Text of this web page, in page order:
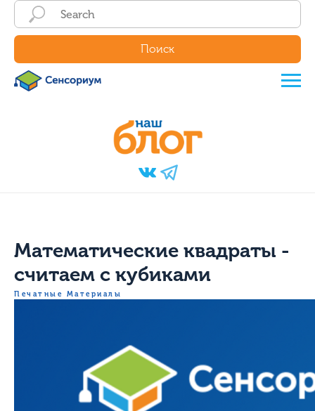
Поиск
Математические квадраты -
считаем с кубиками
Печатные Материалы